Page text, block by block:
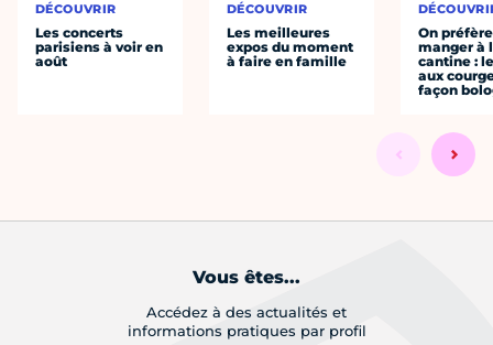
DÉCOUVRIR
Les concerts
parisiens à voir en
août
DÉCOUVRIR
Les meilleures
expos du moment
à faire en famille
On préfère
manger à
cantine :
aux
façon
Vous êtes...
Accédez à des actualités et
informations pratiques par profil